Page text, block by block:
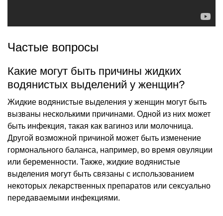
Частые вопросы
Какие могут быть причины жидких
водянистых выделений у женщин?
Жидкие водянистые выделения у женщин могут быть
вызваны несколькими причинами. Одной из них может
быть инфекция, такая как вагиноз или молочница.
Другой возможной причиной может быть изменение
гормонального баланса, например, во время овуляции
или беременности. Также, жидкие водянистые
выделения могут быть связаны с использованием
некоторых лекарственных препаратов или сексуально
передаваемыми инфекциями.